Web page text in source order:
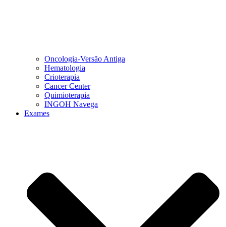
Oncologia-Versão Antiga
Hematologia
Crioterapia
Cancer Center
Quimioterapia
INGOH Navega
Exames